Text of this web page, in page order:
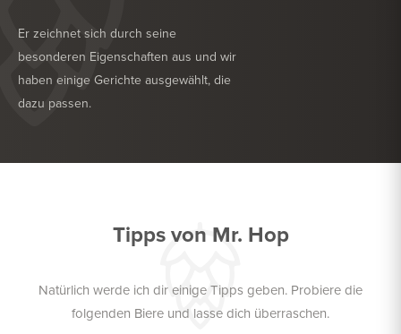
Er zeichnet sich durch seine
besonderen Eigenschaften aus und wir
haben einige Gerichte ausgewählt, die
dazu passen.
KÖSTLICH ZU
Tipps von Mr. Hop
Natürlich werde ich dir einige Tipps geben. Probiere die
folgenden Biere und lasse dich überraschen.